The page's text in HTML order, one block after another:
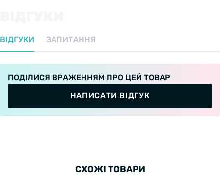
ВІДГУКИ ЗАПИТАННЯ
ПОДІЛИСЯ ВРАЖЕННЯМ ПРО ЦЕЙ ТОВАР
НАПИСАТИ ВІДГУК
СХОЖІ ТОВАРИ